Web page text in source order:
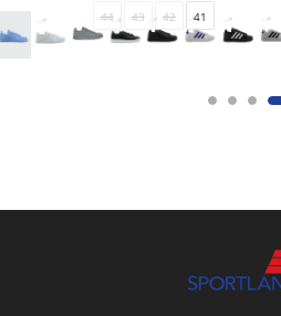
41
42
43
44